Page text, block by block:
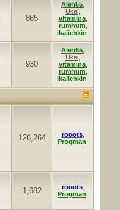
865
Alen55
Ukei
vitamina,
rumhum
ikalichkin
930
Alen55
Ukei
vitamina,
rumhum
ikalichkin
126,264 rooots,
Progman
1,682 rooots,
Progman